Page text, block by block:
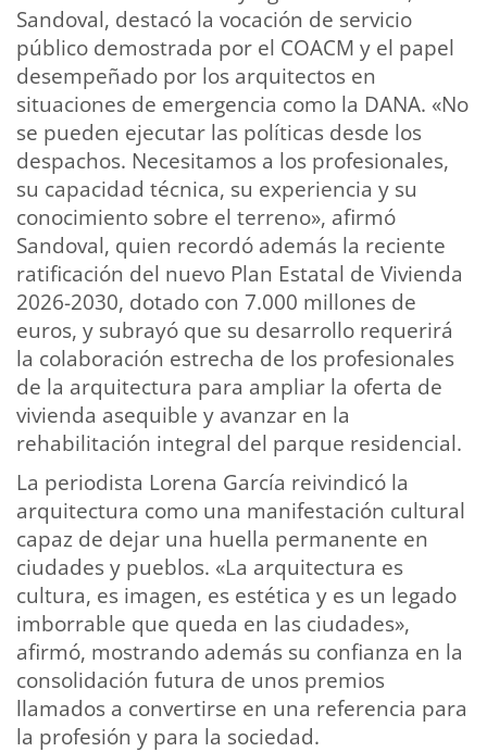
Sandoval, destacó la vocación de servicio
público demostrada por el COACM y el papel
desempeñado por los arquitectos en
situaciones de emergencia como la DANA. «No
se pueden ejecutar las políticas desde los
despachos. Necesitamos a los profesionales,
su capacidad técnica, su experiencia y su
conocimiento sobre el terreno», afirmó
Sandoval, quien recordó además la reciente
ratificación del nuevo Plan Estatal de Vivienda
2026-2030, dotado con 7.000 millones de
euros, y subrayó que su desarrollo requerirá
la colaboración estrecha de los profesionales
de la arquitectura para ampliar la oferta de
vivienda asequible y avanzar en la
rehabilitación integral del parque residencial.
La periodista Lorena García reivindicó la
arquitectura como una manifestación cultural
capaz de dejar una huella permanente en
ciudades y pueblos. «La arquitectura es
cultura, es imagen, es estética y es un legado
imborrable que queda en las ciudades»,
afirmó, mostrando además su confianza en la
consolidación futura de unos premios
llamados a convertirse en una referencia para
la profesión y para la sociedad.